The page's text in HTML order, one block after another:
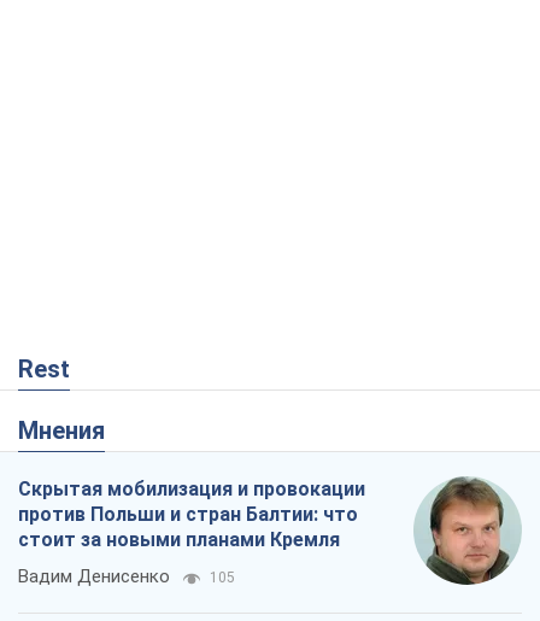
Rest
Мнения
Скрытая мобилизация и провокации
против Польши и стран Балтии: что
стоит за новыми планами Кремля
Вадим Денисенко 105